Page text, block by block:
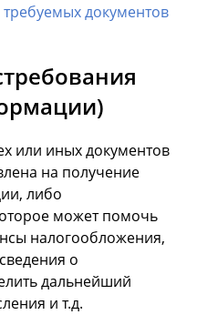
требуемых документов
или иных документов
на получение
либо
может помочь
налогообложения,
о
дальнейший
и т.д.